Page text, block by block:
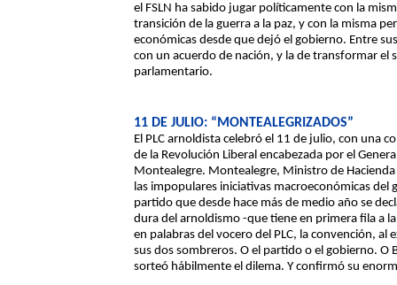
el FSLN ha sabido jugar políticamente con la
transición de la guerra a la paz, y con la misma
económicas desde que dejó el gobierno. Entre
con un acuerdo de nación, y la de transformar el
parlamentario.
11 DE JULIO: “MONTEALEGRIZADOS”
El PLC arnoldista celebró el 11 de julio, con una
de la Revolución Liberal encabezada por el
Montealegre. Montealegre, Ministro de
las impopulares iniciativas macroeconómicas del
partido que desde hace más de medio año se
dura del arnoldismo -que tiene en primera fila a
en palabras del vocero del PLC, la convención, al
sus dos sombreros. O el partido o el gobierno. O
sorteó hábilmente el dilema. Y confirmó su